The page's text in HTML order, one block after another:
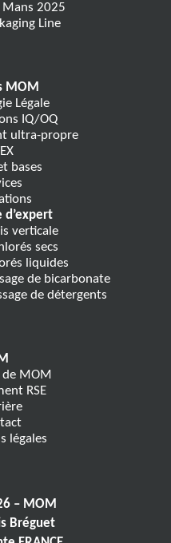
Mans 2025
Line
MOM
Légale
IQ/OQ
ultra-propre
bases
d’expert
verticale
secs
liquides
de bicarbonate
de détergents
MOM
RSE
légales
– MOM
Bréguet